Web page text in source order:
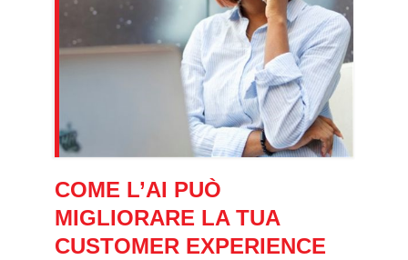
COME L’AI PUÒ
MIGLIORARE LA TUA
CUSTOMER EXPERIENCE